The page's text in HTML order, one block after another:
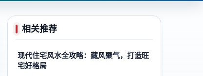
相关推荐
现代住宅风水全攻略：藏风聚气，打造旺
宅好格局